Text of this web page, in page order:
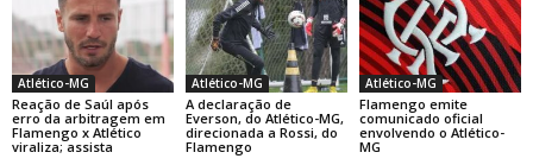
Atlético-MG
Reação de Saúl após
erro da arbitragem em
Flamengo x Atlético
viraliza; assista
Atlético-MG
A declaração de
Everson, do Atlético-MG,
direcionada a Rossi, do
Flamengo
Atlético-MG
Flamengo emite
comunicado oficial
envolvendo o Atlético-
MG